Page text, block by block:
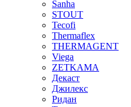
Sanha
STOUT
Tecofi
Thermaflex
THERMAGENT
Viega
ZETKAMA
Декаст
Джилекс
Ридан